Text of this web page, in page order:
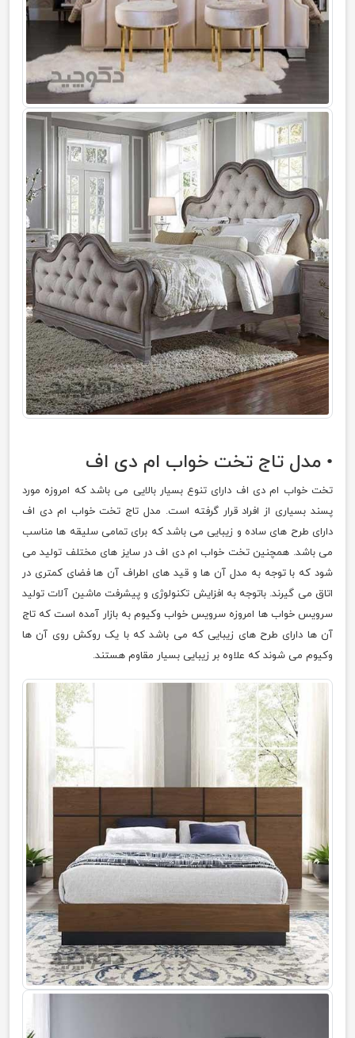
• مدل تاج تخت خواب ام دی اف
تخت خواب ام دی اف دارای تنوع بسیار بالایی می باشد که امروزه مورد
پسند بسیاری از افراد قرار گرفته است. مدل تاج تخت خواب ام دی اف
دارای طرح های ساده و زیبایی می باشد که برای تمامی سلیقه ها مناسب
می باشد. همچنین تخت خواب ام دی اف در سایز های مختلف تولید می
شود که با توجه به مدل آن ها و قید های اطراف آن ها فضای کمتری در
اتاق می گیرند. باتوجه به افزایش تکنولوژی و پیشرفت ماشین آلات تولید
سرویس خواب ها امروزه سرویس خواب وکیوم به بازار آمده است که تاج
آن ها دارای طرح های زیبایی که می باشد که با یک روکش روی آن ها
وکیوم می شوند که علاوه بر زیبایی بسیار مقاوم هستند.